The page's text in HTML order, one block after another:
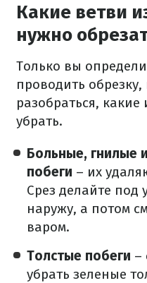
Какие ветви
нужно
Только вы
проводить
разобраться,
убрать.
Больные, гнилые
побеги – их
Срез делайте под
наружу, а потом
варом.
Толстые побеги –
убрать зеленые